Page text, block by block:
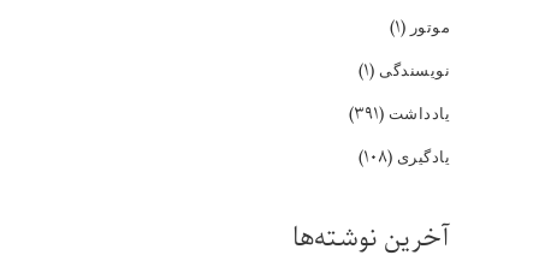
موتور (۱)
نویسندگی (۱)
یادداشت (۳۹۱)
یادگیری (۱۰۸)
آخرین نوشته‌ها